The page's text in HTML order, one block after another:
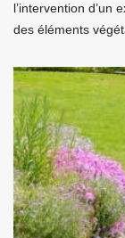
l’intervention d’un
des éléments